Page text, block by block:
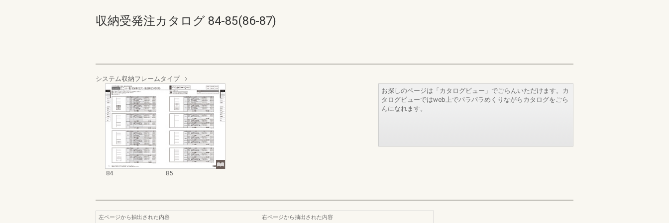
収納受発注カタログ 84-85(86-87)
システム収納フレームタイプ
84 85
お探しのページは「カタログビュー」でごらんいただけます。カ
タログビューではweb上でパラパラめくりながらカタログをごら
んになれます。
左ページから抽出された内容
右ページから抽出された内容